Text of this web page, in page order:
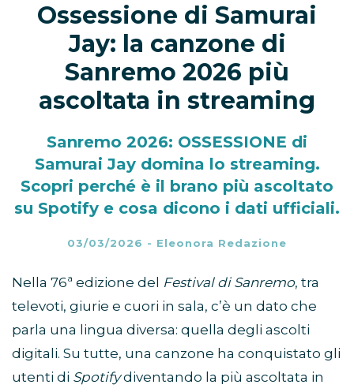
Ossessione di Samurai
Jay: la canzone di
Sanremo 2026 più
ascoltata in streaming
Sanremo 2026: OSSESSIONE di
Samurai Jay domina lo streaming.
Scopri perché è il brano più ascoltato
su Spotify e cosa dicono i dati ufficiali.
03/03/2026 - Eleonora Redazione
Nella 76ª edizione del Festival di Sanremo, tra
televoti, giurie e cuori in sala, c’è un dato che
parla una lingua diversa: quella degli ascolti
digitali. Su tutte, una canzone ha conquistato gli
utenti di Spotifydiventando la più ascoltata in